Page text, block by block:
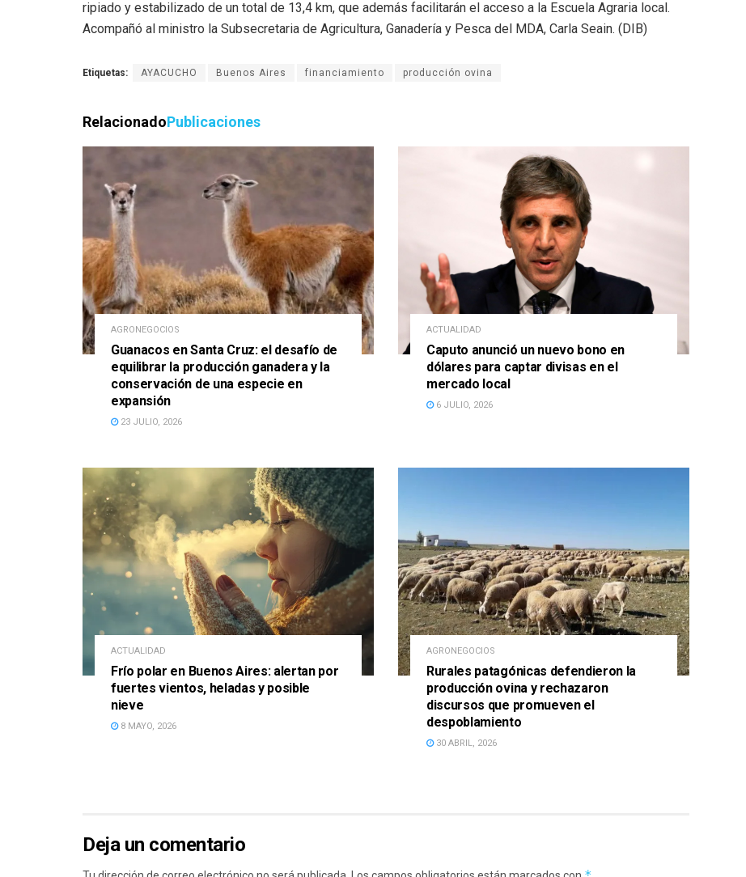
ripiado y estabilizado de un total de 13,4 km, que además facilitarán el acceso a la Escuela Agraria local.
Acompañó al ministro la Subsecretaria de Agricultura, Ganadería y Pesca del MDA, Carla Seain. (DIB)
Etiquetas: AYACUCHO Buenos Aires financiamiento producción ovina
RelacionadoPublicaciones
AGRONEGOCIOS
Guanacos en Santa Cruz: el desafío de
equilibrar la producción ganadera y la
conservación de una especie en
expansión
23 JULIO, 2026
ACTUALIDAD
Caputo anunció un nuevo bono en
dólares para captar divisas en el
mercado local
6 JULIO, 2026
ACTUALIDAD
Frío polar en Buenos Aires: alertan por
fuertes vientos, heladas y posible
nieve
8 MAYO, 2026
AGRONEGOCIOS
Rurales patagónicas defendieron la
producción ovina y rechazaron
discursos que promueven el
despoblamiento
30 ABRIL, 2026
Deja un comentario